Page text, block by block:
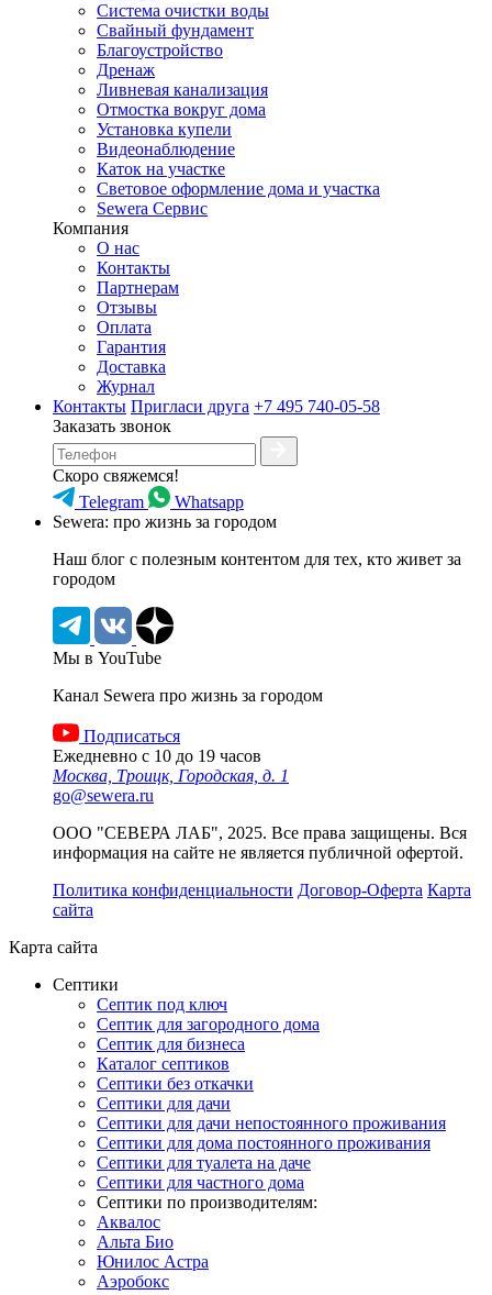
Система очистки воды
Свайный фундамент
Благоустройство
Дренаж
Ливневая канализация
Отмостка вокруг дома
Установка купели
Видеонаблюдение
Каток на участке
Световое оформление дома и участка
Sewera Сервис
Компания
О нас
Контакты
Партнерам
Отзывы
Оплата
Гарантия
Доставка
Журнал
Контакты Пригласи друга +7 495 740-05-58
Заказать звонок
Скоро свяжемся!
Telegram
Whatsapp
Sewera: про жизнь за городом
Наш блог c полезным контентом для тех, кто живет за
городом
Мы в YouTube
Канал Sewera про жизнь за городом
Подписаться
Ежедневно с 10 до 19 часов
Москва, Троицк, Городская, д. 1
go@sewera.ru
ООО "СЕВЕРА ЛАБ", 2025. Все права защищены. Вся
информация на сайте не является публичной офертой.
Политика конфиденциальности Договор-Оферта Карта
сайта
Карта сайта
Септики
Септик под ключ
Септик для загородного дома
Септик для бизнеса
Каталог септиков
Септики без откачки
Септики для дачи
Септики для дачи непостоянного проживания
Септики для дома постоянного проживания
Септики для туалета на даче
Септики для частного дома
Септики по производителям:
Аквалос
Альта Био
Юнилос Астра
Аэробокс